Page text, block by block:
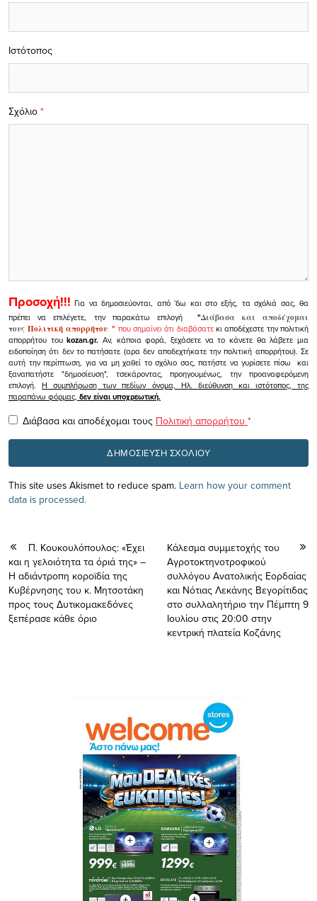
Σχόλιο *
Ιστότοπος
Προσοχή!!! Για να δημοσιεύονται, από 'δω και στο εξής, τα σχόλιά σας, θα
πρέπει να επιλέγετε, την παρακάτω επιλογή
"Διάβασα και αποδέχομαι
τουςΠολιτική απορρήτου" που σημαίνει ότι διαβάσατεκι αποδέχεστε την πολιτική
απορρήτου τουkozan.gr. Αν, κάποια φορά, ξεχάσετε να το κάνετε θα λάβετε μια
ειδοποίηση ότι δεν το πατήσατε (αρα δεν αποδεχτήκατε την πολιτική απορρήτου). Σε
αυτή την περίπτωση, για να μη χαθεί το σχόλιο σας, πατήστε να γυρίσετε πίσω και
ξαναπατήστε "δημοσίευση", τσεκάροντας, προηγουμένως, την προαναφερόμενη
επιλογή.Η συμπλήρωση των πεδίων όνομα, Ηλ. διεύθυνση και ιστότοπος, της
παραπάνω φόρμας, δεν είναι υποχρεωτική.
Διάβασα και αποδέχομαι τους Πολιτική απορρήτου *
This site uses Akismet to reduce spam. Learn how your comment
data is processed.
Π. Κουκουλόπουλος: «Έχει
και η γελοιότητα τα όριά της» –
Η αδιάντροπη κοροϊδία της
Κυβέρνησης του κ. Μητσοτάκη
προς τους Δυτικομακεδόνες
ξεπέρασε κάθε όριο
Κάλεσμα συμμετοχής του
Αγροτοκτηνοτροφικού
συλλόγου Ανατολικής Εορδαίας
και Νότιας Λεκάνης Βεγορίτιδας
στο συλλαλητήριο την Πέμπτη 9
Ιουλίου στις 20:00 στην
κεντρική πλατεία Κοζάνης